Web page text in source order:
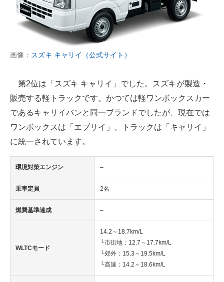
画像： スズキ キャリイ（公式サイト）
第2位は「スズキ キャリイ」でした。スズキが製造・
販売する軽トラックです。かつては軽ワンボックスカー
であるキャリイバンと同一ブランドでしたが、現在では
ワンボックスは「エブリイ」、トラックは「キャリイ」
に統一されています。
環境対策エンジン –
乗車定員 2名
燃費基準達成 –
WLTCモード
14.2～18.7km/L
└市街地：12.7～17.7km/L
└郊外：15.3～19.5km/L
└高速：14.2～18.6km/L